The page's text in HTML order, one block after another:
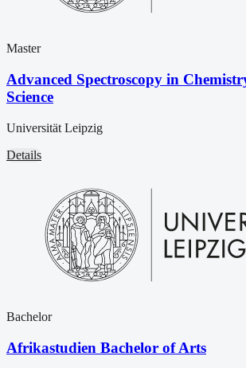
Master
Advanced Spectroscopy in
Science
Universität Leipzig
Details
Bachelor
Afrikastudien Bachelor of Arts